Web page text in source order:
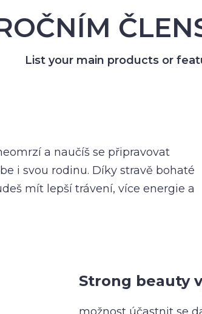
List your main products or
a naučíš se připravovat
i svou rodinu. Díky stravě bohaté
mít lepší trávení, více energie a
Strong beauty
možnost účastnit se